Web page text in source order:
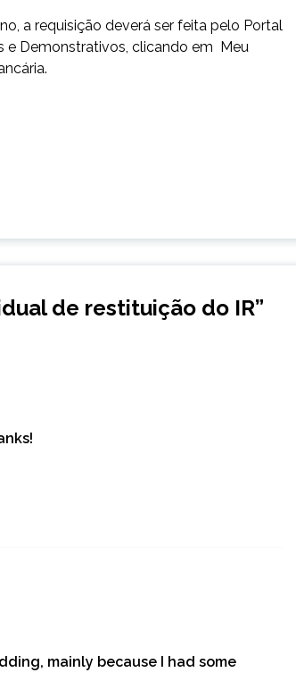
a requisição deverá ser feita pelo Portal
e Demonstrativos, clicando em Meu
de restituição do IR”
mainly because I had some